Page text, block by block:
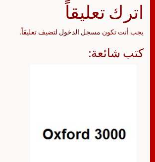
اترك تعليقاً
يجب أنت تكون مسجل الدخول لتضيف تعليقاً.
كتب شائعة: